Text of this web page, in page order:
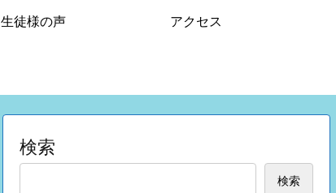
生徒様の声 アクセス
検索
検索